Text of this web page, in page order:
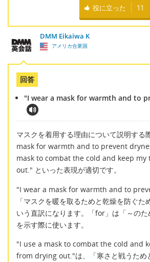
役に立った 11
DMM Eikaiwa K
アメリカ合衆国
回答
"I wear a mask for warmth and to
マスクを着用する理由について説明する
mask for warmth and to prevent
mask to combat the cold and keep
out." といった表現が適切です。
"I wear a mask for warmth and to
「マスクを暖を取るためと乾燥を防ぐた
いう直訳になります。「for」は「～の
を示す際に使います。
"I use a mask to combat the cold and
from drying out."は、「寒さと戦うため